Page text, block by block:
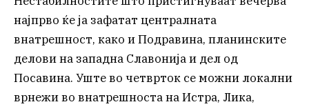
најпрво ќе ја зафатат централната
внатрешност, како и Подравина, планинските
делови на западна Славонија и дел од
Посавина. Уште во четврток се можни локални
врнежи во внатрешноста на Истра, Лика,